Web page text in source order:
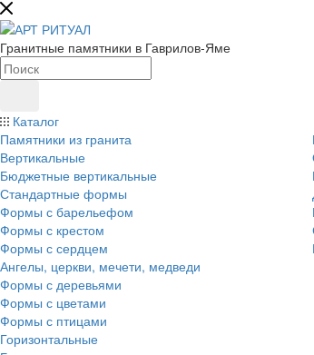
Гранитные памятники в Гаврилов-Яме
Каталог
Памятники из гранита
Вертикальные
Бюджетные вертикальные
Стандартные формы
Формы с барельефом
Формы с крестом
Формы с сердцем
Ангелы, церкви, мечети, медведи
Формы с деревьями
Формы с цветами
Формы с птицами
Горизонтальные